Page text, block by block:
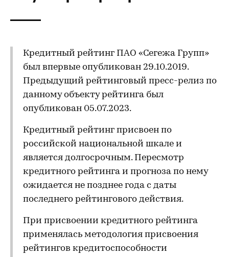
Кредитный рейтинг ПАО «Сегежа Групп»
был впервые опубликован 29.10.2019.
Предыдущий рейтинговый пресс-релиз по
данному объекту рейтинга был
опубликован 05.07.2023.
Кредитный рейтинг присвоен по
российской национальной шкале и
является долгосрочным. Пересмотр
кредитного рейтинга и прогноза по нему
ожидается не позднее года с даты
последнего рейтингового действия.
При присвоении кредитного рейтинга
применялась методология присвоения
рейтингов кредитоспособности